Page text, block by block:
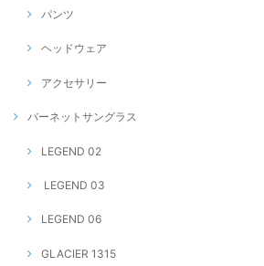
パンツ
ヘッドウェア
アクセサリー
バーネットサングラス
LEGEND 02
LEGEND 03
LEGEND 06
GLACIER 1315